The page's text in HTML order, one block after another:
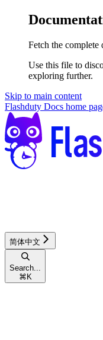
Fetch the complete
Use this file to
exploring further.
Skip to main content
Flashduty Docs home
简体中文
Search...
⌘ K